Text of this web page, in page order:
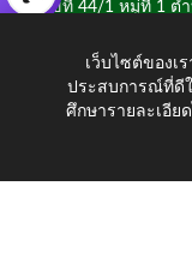
เลขที่ 44/1 หมู่ที่ 1 ต
สอบถามข้อมู
E-mail :
เว็บไซต์ของ
ประสบการณ์ที่ดี
ศึกษารายละเอีย